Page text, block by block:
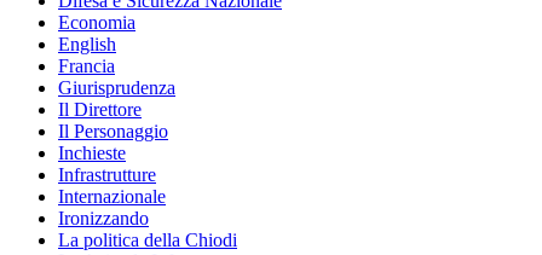
Economia
English
Francia
Giurisprudenza
Il Direttore
Il Personaggio
Inchieste
Infrastrutture
Internazionale
Ironizzando
La politica della Chiodi